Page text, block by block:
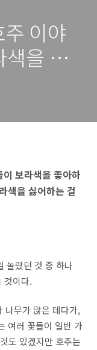
이야
색을 좋
싫어하
보라색을 좋아하
색을 싫어하는 걸
놀랐던 것 중 하나
것이다.
나무가 많은 데다가,
여러 꽃들이 일반 가
도 있겠지만 호주는